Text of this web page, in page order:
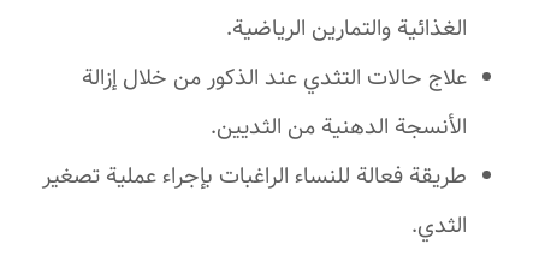
الغذائية والتمارين الرياضية.
علاج حالات التثدي عند الذكور من خلال إزالة
الأنسجة الدهنية من الثديين.
طريقة فعالة للنساء الراغبات بإجراء عملية تصغير
الثدي.